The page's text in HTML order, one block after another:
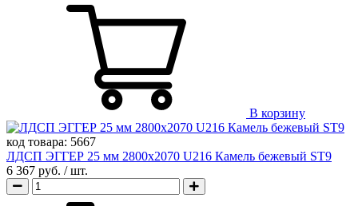
В корзину
код товара: 5667
ЛДСП ЭГГЕР 25 мм 2800х2070 U216 Камель бежевый ST9
6 367 руб. / шт.